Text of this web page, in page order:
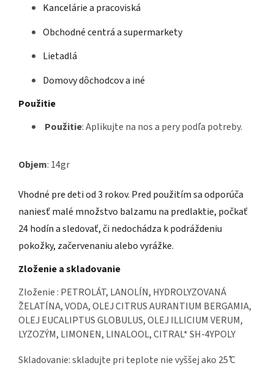
Kancelárie a pracoviská
Obchodné centrá a supermarkety
Lietadlá
Domovy dôchodcov a iné
Použitie
Použitie: Aplikujte na nos a pery podľa potreby.
Objem: 14gr
Vhodné pre deti od 3 rokov. Pred použitím sa odporúča
naniesť malé množstvo balzamu na predlaktie, počkať
24 hodín a sledovať, či nedochádza k podráždeniu
pokožky, začervenaniu alebo vyrážke.
Zloženie a skladovanie
Zloženie : PETROLÁT, LANOLÍN, HYDROLYZOVANÁ
ŽELATÍNA, VODA, OLEJ CITRUS AURANTIUM BERGAMIA,
OLEJ EUCALIPTUS GLOBULUS, OLEJ ILLICIUM VERUM,
LYZOZÝM, LIMONEN, LINALOOL, CITRAL* SH-4YPOLY
Skladovanie: skladujte pri teplote nie vyššej ako 25 ̊C